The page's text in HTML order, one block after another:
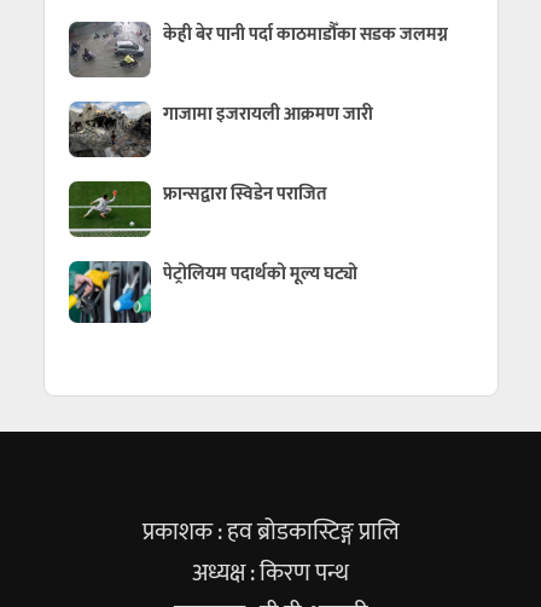
केही बेर पानी पर्दा काठमाडौँका सडक जलमग्न
गाजामा इजरायली आक्रमण जारी
फ्रान्सद्वारा स्विडेन पराजित
पेट्रोलियम पदार्थको मूल्य घट्यो
प्रकाशक : हव ब्रोडकास्टिङ्ग प्रालि
अध्यक्ष : किरण पन्थ